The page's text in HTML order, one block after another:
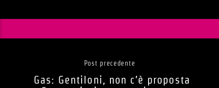
Post precedente
Gas: Gentiloni, non c’è proposta